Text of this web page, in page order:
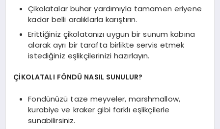
Çikolatalar buhar yardımıyla tamamen eriyene
kadar belli aralıklarla karıştırın.
Erittiğiniz çikolatanızı uygun bir sunum kabına
alarak ayrı bir tarafta birlikte servis etmek
istediğiniz eşlikçilerinizi hazırlayın.
ÇİKOLATALI FÖNDÜ NASIL SUNULUR?
Fondünüzü taze meyveler, marshmallow,
kurabiye ve kraker gibi farklı eşlikçilerle
sunabilirsiniz.